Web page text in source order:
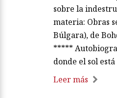
sobre la
materia: Obras
Búlgara), de
*****
donde el sol
Leer más